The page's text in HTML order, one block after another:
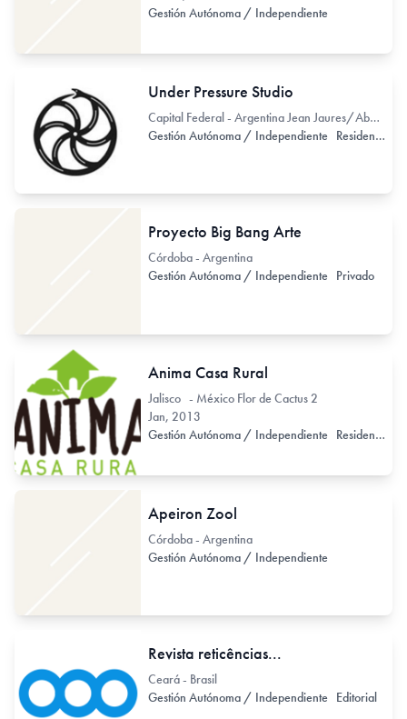
Gestión Autónoma / Independiente
Under Pressure Studio
Capital Federal - Argentina Jean Jaures/Abasto 361
Gestión Autónoma / Independiente Residencia de Artistas
Proyecto Big Bang Arte
Córdoba - Argentina
Gestión Autónoma / Independiente Privado
Anima Casa Rural
Jalisco - México Flor de Cactus 2
Jan, 2013
Gestión Autónoma / Independiente Residencia de Artistas
Apeiron Zool
Córdoba - Argentina
Gestión Autónoma / Independiente
Revista reticências...
Ceará - Brasil
Gestión Autónoma / Independiente Editorial